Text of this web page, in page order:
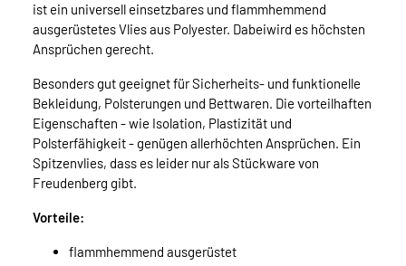
ist ein universell einsetzbares und flammhemmend
ausgerüstetes Vlies aus Polyester. Dabeiwird es höchsten
Ansprüchen gerecht.
Besonders gut geeignet für Sicherheits- und funktionelle
Bekleidung, Polsterungen und Bettwaren. Die vorteilhaften
Eigenschaften - wie Isolation, Plastizität und
Polsterfähigkeit - genügen allerhöchten Ansprüchen. Ein
Spitzenvlies, dass es leider nur als Stückware von
Freudenberg gibt.
Vorteile:
flammhemmend ausgerüstet